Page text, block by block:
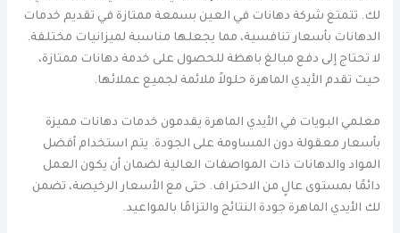
لك. تتمتع شركة دهانات في العين بسمعة ممتازة في تقديم خدمات
الدهانات بأسعار تنافسية، مما يجعلها مناسبة لميزانيات مختلفة.
لا تحتاج إلى دفع مبالغ باهظة للحصول على خدمة دهانات ممتازة،
حيث تقدم الأيدي الماهرة حلولاً ملائمة لجميع عملائها.
معلمي البويات في الأيدي الماهرة يقدمون خدمات دهانات مميزة
بأسعار معقولة دون المساومة على الجودة. يتم استخدام أفضل
المواد والدهانات ذات المواصفات العالية لضمان أن يكون العمل
دائمًا بمستوى عالٍ من الاحتراف. حتى مع الأسعار الرخيصة، تضمن
لك الأيدي الماهرة جودة النتائج والتزامًا بالمواعيد.